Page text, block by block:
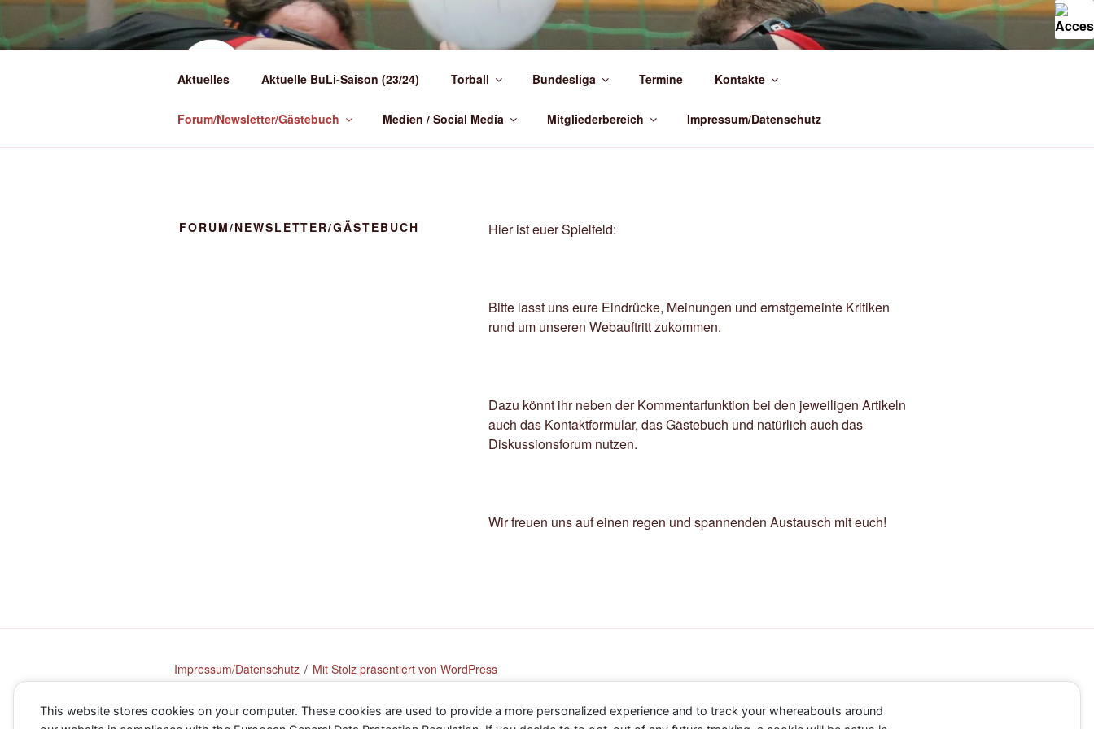
Zum
springen
(BLINDEN-)TORBALL
Torballsport in Deutschland
Aktuelles Aktuelle BuLi-Saison (23/24) Torball Bundesliga Termine Kontakte
Forum/Newsletter/Gästebuch Medien / Social Media Mitgliederbereich Impressum/Datenschutz
FORUM/NEWSLETTER/GÄSTEBUCH Hier ist euer Spielfeld:
Bitte lasst uns eure Eindrücke, Meinungen und ernstgemeinte Kritiken
rund um unseren Webauftritt zukommen.
Dazu könnt ihr neben der Kommentarfunktion bei den jeweiligen Artikeln
auch das Kontaktformular, das Gästebuch und natürlich auch das
Diskussionsforum nutzen.
Wir freuen uns auf einen regen und spannenden Austausch mit euch!
Impressum/Datenschutz Mit Stolz präsentiert von WordPress
This website stores cookies on your computer. These cookies are used to provide a more personalized experience and to track your whereabouts around